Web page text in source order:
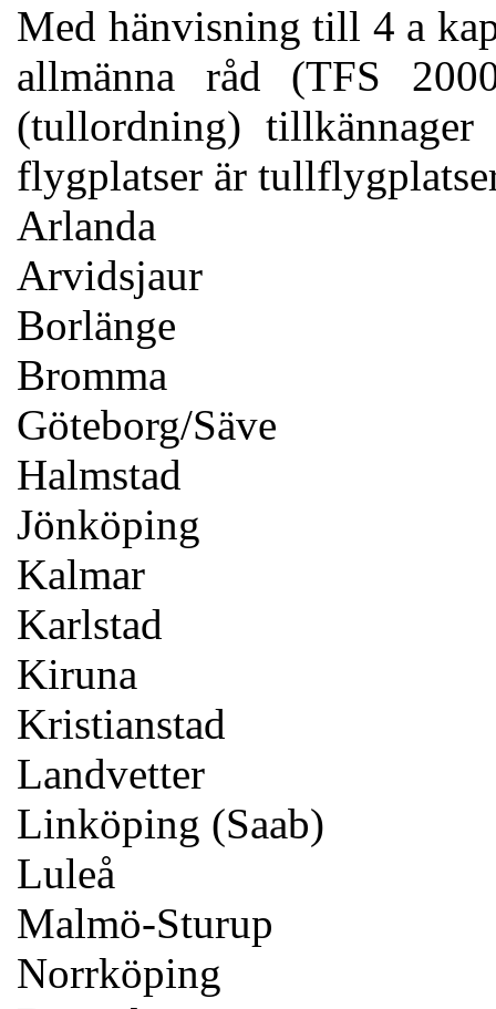
Med hänvisning till 4 a
allmänna råd (TFS
(tullordning)
flygplatser är
Arlanda
Arvidsjaur
Borlänge
Bromma
Göteborg/Säve
Halmstad
Jönköping
Kalmar
Karlstad
Kiruna
Kristianstad
Landvetter
Linköping (Saab)
Luleå
Malmö-Sturup
Norrköping